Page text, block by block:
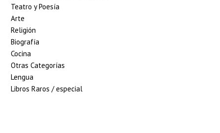
Teatro y Poesía
Arte
Religión
Biografía
Cocina
Otras Categorías
Lengua
Libros Raros / especial